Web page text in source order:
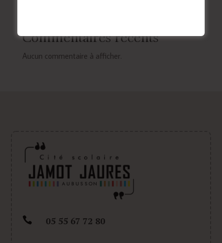
Commentaires récents
Aucun commentaire à afficher.
 05 55 67 72 80